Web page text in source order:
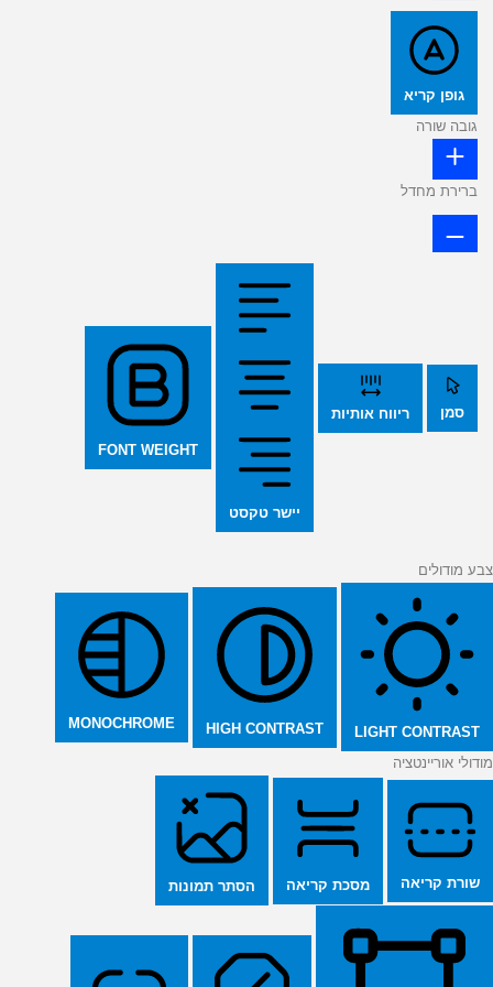
גופן קריא
גובה שורה
ברירת מחדל
סמן ריווח אותיות
יישר טקסט
FONT WEIGHT
צבע מודולים
LIGHT CONTRAST
HIGH CONTRAST
MONOCHROME
מודולי אוריינטציה
שורת קריאה מסכת קריאה הסתר תמונות